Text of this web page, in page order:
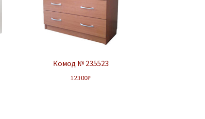
Комод № 235523
12300₽